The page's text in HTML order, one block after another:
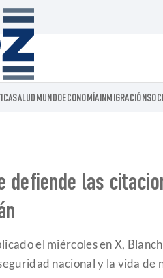
Voz.us
SALUD MUNDOECONOMÍAINMIGRACIÓN
defiende las
el miércoles en X,
nacional y la vida